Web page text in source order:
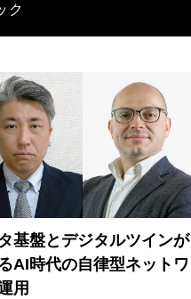
ク
基盤とデジタルツインが
AI時代の自律型ネットワ
用